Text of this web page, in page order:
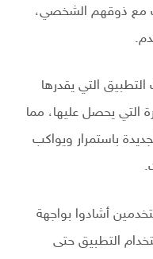
مع ذوقهم الشخصي،
التي يقدرها
التي يحصل عليها، مما
باستمرار ويواكب
أشادوا بواجهة
التطبيق حتى